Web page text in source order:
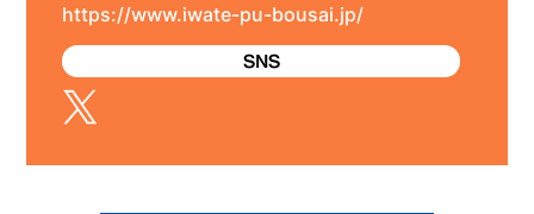
https://www.iwate-pu-bousai.jp/
SNS